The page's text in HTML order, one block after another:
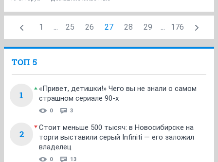
1 ... 25 26 27 28 29 ... 176
ТОП 5
1
«Привет, детишки!» Чего вы не знали о самом
страшном сериале 90-х
0 3
2
Стоит меньше 500 тысяч: в Новосибирске на
торги выставили серый Infiniti — его заложил
владелец
0 13